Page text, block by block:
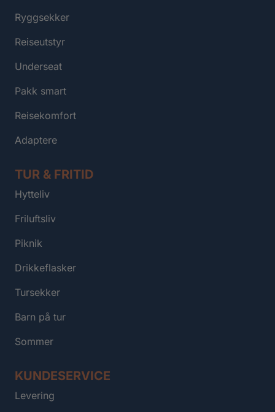
Ryggsekker
Reiseutstyr
Underseat
Pakk smart
Reisekomfort
Adaptere
TUR & FRITID
Hytteliv
Friluftsliv
Piknik
Drikkeflasker
Tursekker
Barn på tur
Sommer
KUNDESERVICE
Levering